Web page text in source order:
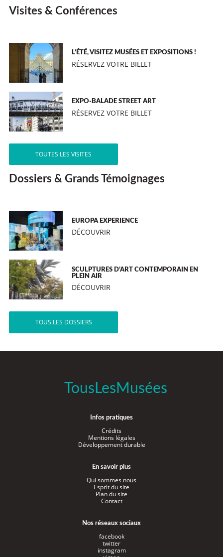
Visites & Conférences
L’ÉTÉ, VISITEZ MUSÉES ET EXPOSITIONS !
RÉSERVEZ VOTRE BILLET
EXPO-BALADE STREET ART
RÉSERVEZ VOTRE BILLET
TOUTES LES VISITES
Dossiers & Grands Témoignages
EUROPA EXPERIENCE
DÉCOUVRIR
SCULPTURES D’ART CONTEMPORAIN EN
PLEIN AIR
DÉCOUVRIR
TOUS LES DOSSIERS
TousLesMusées
Infos pratiques
Crédits
Mentions légales
Développement durable
En savoir plus
Qui sommes nous
Esprit du site
Plan du site
Contact
Nos réseaux sociaux
facebook
twitter
instagram